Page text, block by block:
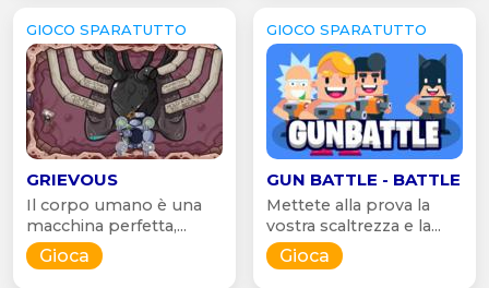
GIOCO SPARATUTTO
GRIEVOUS
Il corpo umano è una
macchina perfetta,...
Gioca
GIOCO SPARATUTTO
GUN BATTLE - BATTLE
Mettete alla prova la
vostra scaltrezza e la...
Gioca